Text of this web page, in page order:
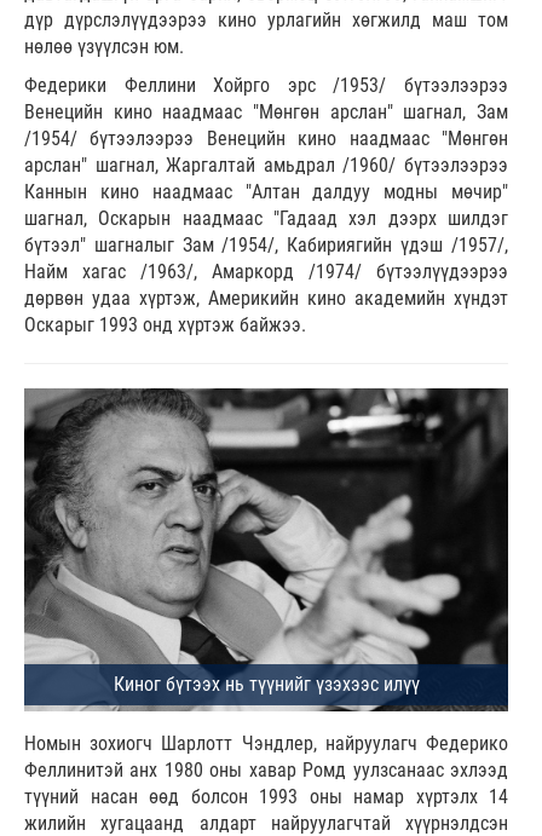
дүр дүрслэлүүдээрээ кино урлагийн хөгжилд маш том
нөлөө үзүүлсэн юм.
Федерики Феллини Хойрго эрс /1953/ бүтээлээрээ
Венецийн кино наадмаас "Мөнгөн арслан" шагнал, Зам
/1954/ бүтээлээрээ Венецийн кино наадмаас "Мөнгөн
арслан" шагнал, Жаргалтай амьдрал /1960/ бүтээлээрээ
Каннын кино наадмаас "Алтан далдуу модны мөчир"
шагнал, Оскарын наадмаас "Гадаад хэл дээрх шилдэг
бүтээл" шагналыг Зам /1954/, Кабириягийн үдэш /1957/,
Найм хагас /1963/, Амаркорд /1974/ бүтээлүүдээрээ
дөрвөн удаа хүртэж, Америкийн кино академийн хүндэт
Оскарыг 1993 онд хүртэж байжээ.
Номын зохиогч Шарлотт Чэндлер, найруулагч Федерико
Феллинитэй анх 1980 оны хавар Ромд уулзсанаас эхлээд
түүний насан өөд болсон 1993 оны намар хүртэлх 14
жилийн хугацаанд алдарт найруулагчтай хүүрнэлдсэн